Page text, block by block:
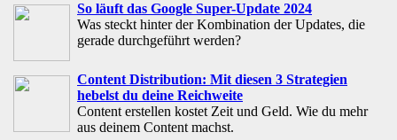
So läuft das Google Super-Update 2024
Was steckt hinter der Kombination der Updates, die
gerade durchgeführt werden?
Content Distribution: Mit diesen 3 Strategien
hebelst du deine Reichweite
Content erstellen kostet Zeit und Geld. Wie du mehr
aus deinem Content machst.